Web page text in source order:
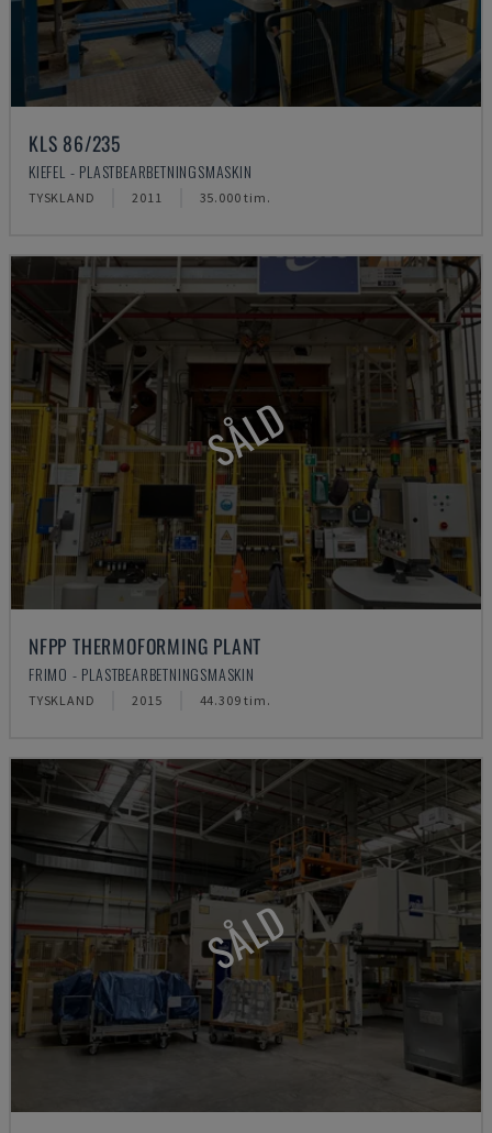
KLS 86/235
KIEFEL - PLASTBEARBETNINGSMASKIN
TYSKLAND 2011 35.000 tim.
SÅLD
NFPP THERMOFORMING PLANT
FRIMO - PLASTBEARBETNINGSMASKIN
TYSKLAND 2015 44.309 tim.
SÅLD